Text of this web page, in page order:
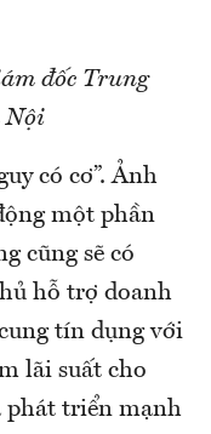
đốc Trung
Nội
có cơ”. Ảnh
một phần
cũng sẽ có
hỗ trợ doanh
tín dụng với
lãi suất cho
phát triển mạnh